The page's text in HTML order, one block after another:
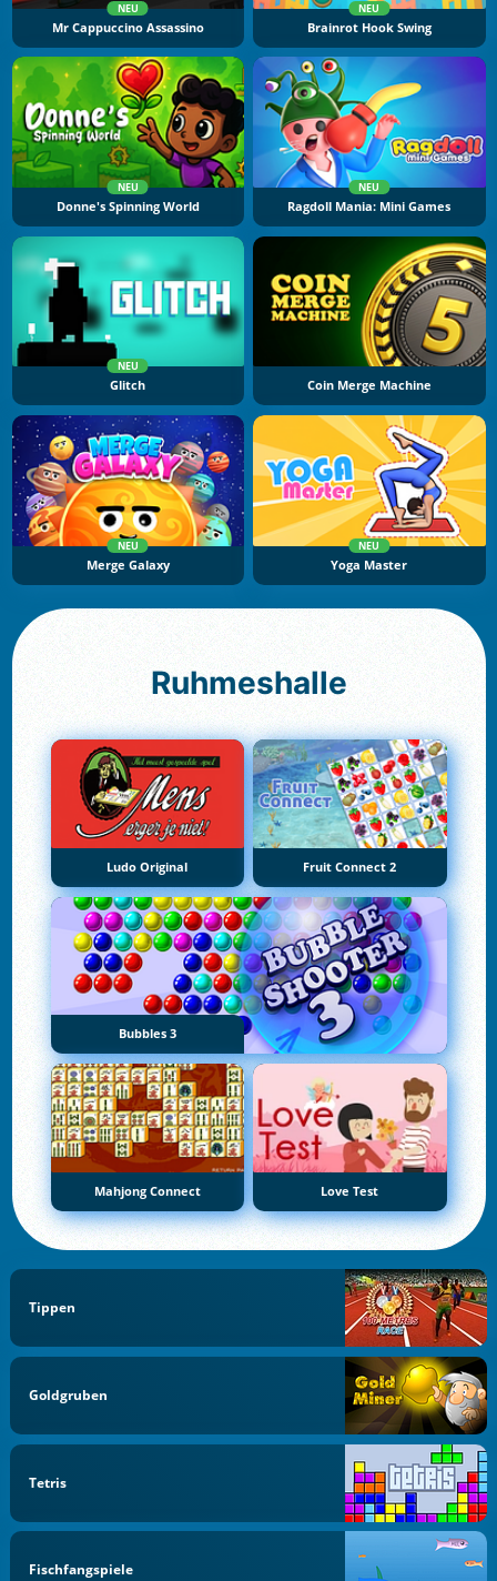
NEU
Mr Cappuccino Assassino
NEU
Brainrot Hook Swing
NEU
Donne's Spinning World
NEU
Ragdoll Mania: Mini Games
NEU
Glitch Coin Merge Machine
NEU
Merge Galaxy
NEU
Yoga Master
Ruhmeshalle
Ludo Original Fruit Connect 2
Bubbles 3
Mahjong Connect Love Test
Tippen
Goldgruben
Tetris
Fischfangspiele